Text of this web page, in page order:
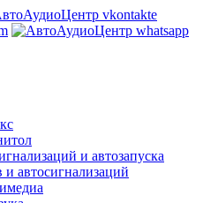
и автозапуска
и автосигнализаций